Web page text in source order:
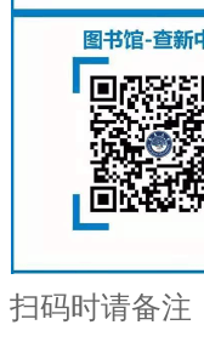
扫码时请备注